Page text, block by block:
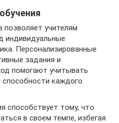
учителям
индивидуальные
Персонализированные
задания и
помогают учитывать
способности каждого
способствует тому, что
в своем темпе, избегая